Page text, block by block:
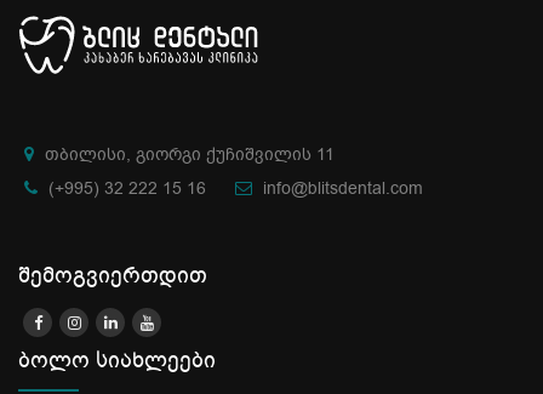
თბილისი, გიორგი ქუჩიშვილის 11
(+995) 32 222 15 16
info@blitsdental.com
შემოგვიერთდით
ბოლო სიახლეები